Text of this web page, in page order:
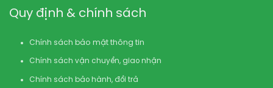
Quy định & chính sách
Chính sách bảo mật thông tin
Chính sách vận chuyển, giao nhận
Chính sách bảo hành, đổi trả